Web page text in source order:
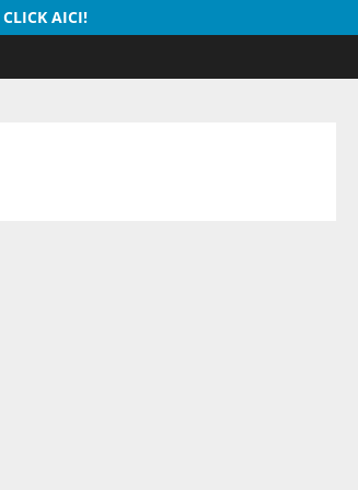
CLICK AICI!